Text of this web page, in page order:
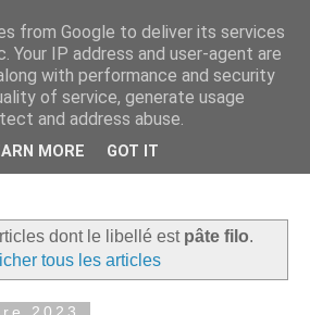
dans les
après assiette. Verre après
dont le libellé est pâte filo.
tous les articles
from Google to deliver its services
Your IP address and user-agent are
with performance and security
of service, generate usage
and address abuse.
MORE GOT IT